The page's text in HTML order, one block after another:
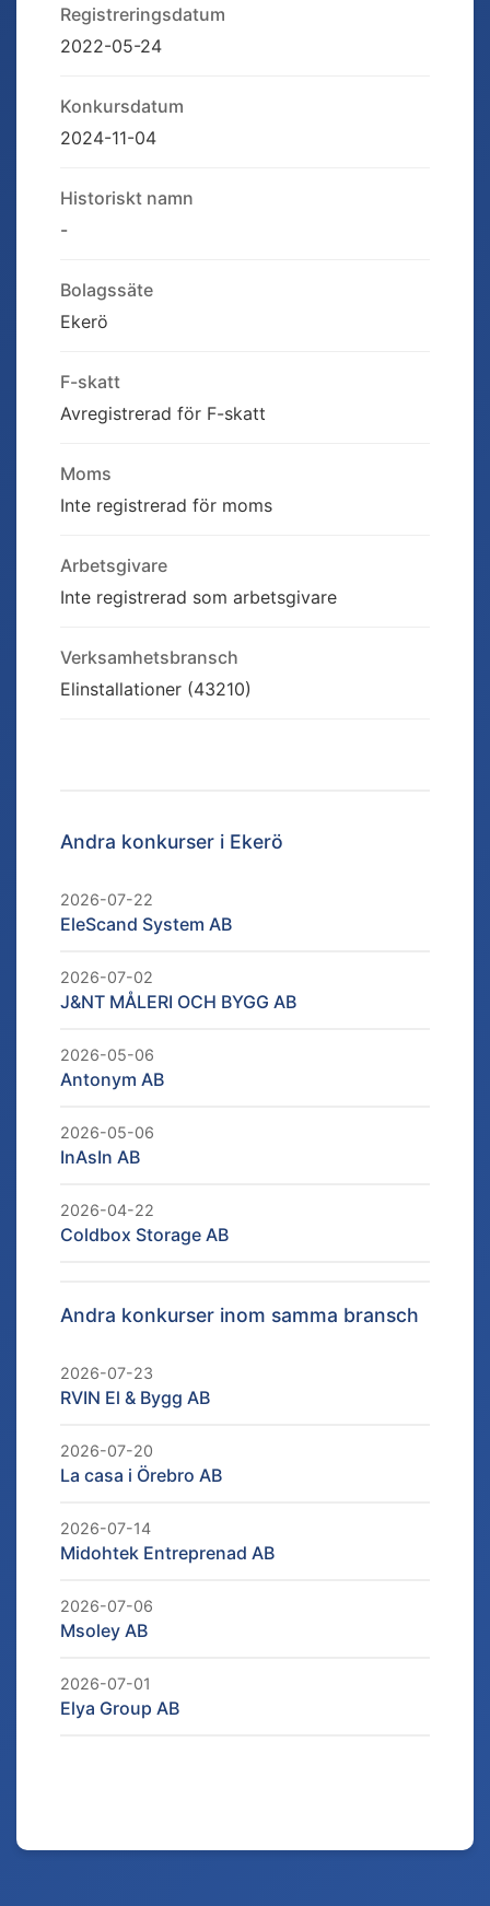
Registreringsdatum
2022-05-24
Konkursdatum
2024-11-04
Historiskt namn
-
Bolagssäte
Ekerö
F-skatt
Avregistrerad för F-skatt
Moms
Inte registrerad för moms
Arbetsgivare
Inte registrerad som arbetsgivare
Verksamhetsbransch
Elinstallationer (43210)
Andra konkurser i Ekerö
2026-07-22
EleScand System AB
2026-07-02
J&NT MÅLERI OCH BYGG AB
2026-05-06
Antonym AB
2026-05-06
InAsIn AB
2026-04-22
Coldbox Storage AB
Andra konkurser inom samma bransch
2026-07-23
RVIN El & Bygg AB
2026-07-20
La casa i Örebro AB
2026-07-14
Midohtek Entreprenad AB
2026-07-06
Msoley AB
2026-07-01
Elya Group AB